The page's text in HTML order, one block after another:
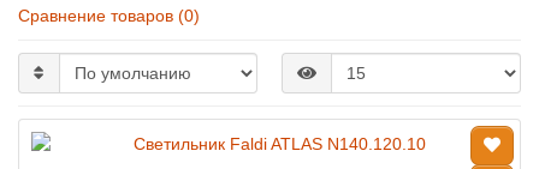
Сравнение товаров (0)